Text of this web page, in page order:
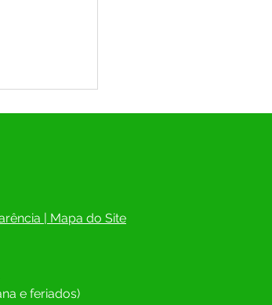
de
a
Mapa do Site
e feriados)